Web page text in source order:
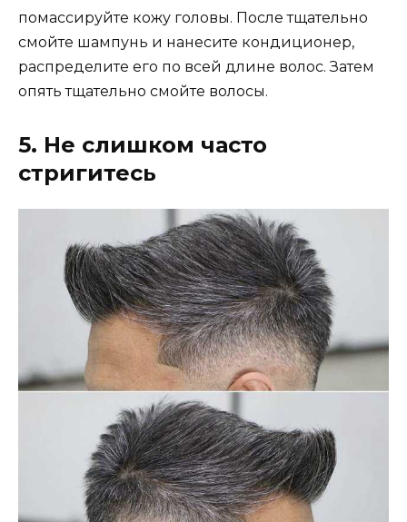
помассируйте кожу головы. После тщательно
смойте шампунь и нанесите кондиционер,
распределите его по всей длине волос. Затем
опять тщательно смойте волосы.
5. Не слишком часто
стригитесь